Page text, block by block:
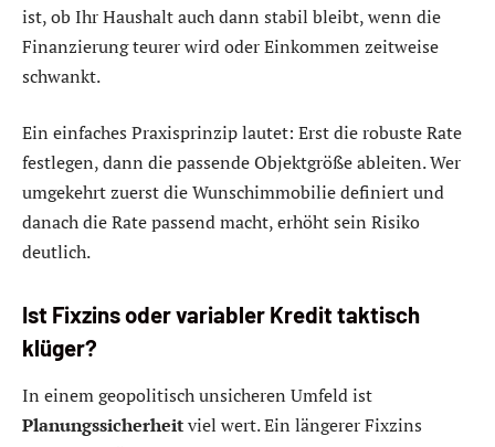
ist, ob Ihr Haushalt auch dann stabil bleibt, wenn die
Finanzierung teurer wird oder Einkommen zeitweise
schwankt.
Ein einfaches Praxisprinzip lautet: Erst die robuste Rate
festlegen, dann die passende Objektgröße ableiten. Wer
umgekehrt zuerst die Wunschimmobilie definiert und
danach die Rate passend macht, erhöht sein Risiko
deutlich.
Ist Fixzins oder variabler Kredit taktisch
klüger?
In einem geopolitisch unsicheren Umfeld ist
Planungssicherheitviel wert. Ein längerer Fixzins